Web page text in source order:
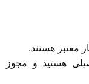
معتبر هستند.
هستید و مجوز